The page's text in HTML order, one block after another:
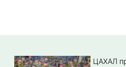
ЦАХАЛ